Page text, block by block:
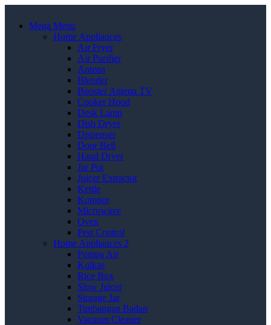
Mega Menu
Home Appliances
Air Fryer
Air Purifier
Antena
Blender
Booster Antena TV
Cooker Hood
Desk Lamp
Dish Dryer
Dispenser
Door Bell
Hand Dryer
Jar Pot
Juicer Extractor
Kettle
Kompor
Microwave
Oven
Pest Control
Home Appliances 2
Pompa Air
Kulkas
Rice Box
Slow Juicer
Storage Jar
Timbangan Badan
Vacuum Cleaner